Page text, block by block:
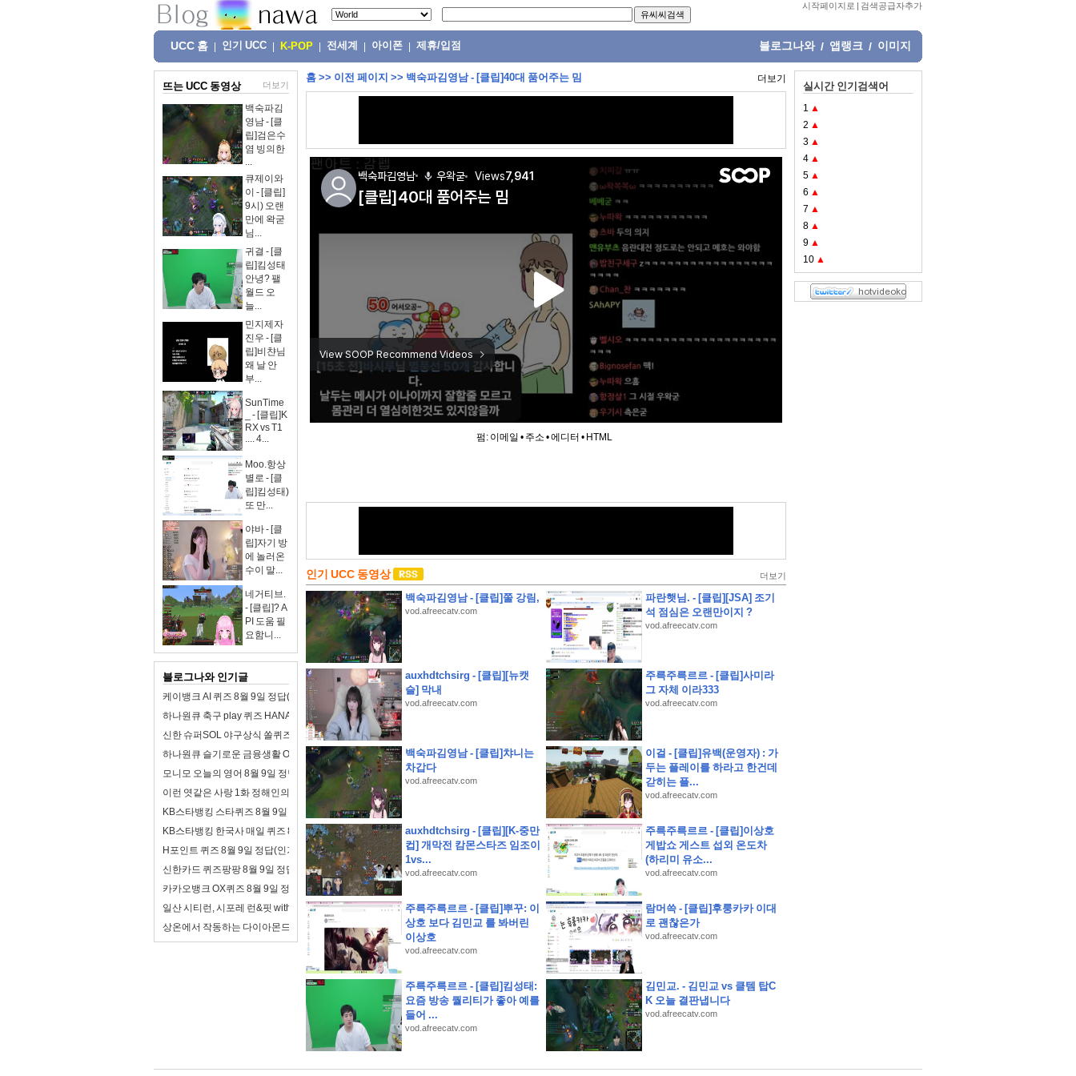
시작페이지로 | 검색공급자추가
UCC 홈 인기 UCC K-POP 전세계 아이폰 제휴/입점 블로그나와 / 앱랭크 / 이미지
뜨는 UCC 동영상 더보기
백숙파김
영남 - [클
립]검은수
염 빙의한
...
큐제이와
이 - [클립]
9시) 오랜
만에 왁굳
님...
귀결 - [클
립]킴성태
안녕? 팰
월드 오
늘...
민지제자
진우 - [클
립]비챤님
왜 날 안
부...
SunTime
_ - [클립]K
RX vs T1
.... 4...
Moo.항상
별로 - [클
립]킴성태)
또 만...
야바 - [클
립]자기 방
에 놀러온
수이 말...
네거티브.
- [클립]? A
PI 도움 필
요함니...
블로그나와 인기글
케이뱅크 AI 퀴즈 8월 9일 정답(제품 구매를 추천하는 대신, 제품의 단점까지 솔직하게 리뷰하여 과소비를 경계하는 인플루언서 유형은?)
하나원큐 축구 play 퀴즈 HANA 8월 9일 정답(8월 8일(토), K리그1, 2 소속 14팀이 펼친 경기는 총 몇 경기일까요?)
신한 슈퍼SOL 야구상식 쏠퀴즈 8월 9일 정답(폭염으로 인한 경기 취소로 2026 신한 SOL KBO 리그 가을 일정에 부담이 커졌습니다. KBO 정규시즌 한 팀당 치르는 경수는 총 몇 경기 일까요?)
하나원큐 슬기로운 금융생활 OX퀴즈 8월 9일 정답(하나원큐에서는 나의 은퇴 MBTI를 알아볼수 있다)
모니모 오늘의 영어 8월 9일 정답(여기서 일해보는 게 제 꿈이에요. 여기서 일하고 싶었어요. 승진하기를 바랍니다)
이런 엿같은 사랑 1화 정해인의 첫사랑 맑눈광 하영 누구였냐고 나는?
KB스타뱅킹 스타퀴즈 8월 9일 정답(자녀에게 증여 후 납부할 세액이 없더라도 가급적이면 신고를 해두는 것이 좋다)
KB스타뱅킹 한국사 매일 퀴즈 8월 9일 정답(오랜 기간 발해의 수도였던 상경성에서 발견된 온돌 시설과 불상, 기와 등을 통해 발해가 고구려를 계승한 것을 알 수 있다)
H포인트 퀴즈 8월 9일 정답(인기있는 디지털 콘텐츠를 H.Point에서 즐겨보세요! 멜론, 밀리의서재, 티빙의 인기 구독서비스를 H.Point에서 결제하시면 포인트 추가적립 혜택도 드립니다! 이 신규 서
신한카드 퀴즈팡팡 8월 9일 정답('트래블 Discover-Day! 준비부터 설레는 여행 필수 아이템 특가전'에서 판매되는 특가 상품이 아닌 것은?)
카카오뱅크 OX퀴즈 8월 9일 정답(모임통장이 있어야 모임 미션 챌린지에 참여 가능하다)
일산 시티런, 시포레 런&핏 with 디스커버리 10km 달리기
상온에서 작동하는 다이아몬드 양자컴퓨터, 투자자는 무엇을 봐야 할까?
홈 >> 이전 페이지 >> 백숙파김영남 - [클립]40대 품어주는 밈 더보기
펌: 이메일 • 주소 •에디터 • HTML
인기 UCC 동영상 더보기
백숙파김영남 - [클립]쭐 강림,
vod.afreecatv.com
파란햇님. - [클립][JSA] 조기
석 점심은 오랜만이지 ?
vod.afreecatv.com
auxhdtchsirg - [클립][뉴캣
슬] 막내
vod.afreecatv.com
주륵주륵르르 - [클립]사미라
그 자체 이라333
vod.afreecatv.com
백숙파김영남 - [클립]챠니는
차갑다
vod.afreecatv.com
이걸 - [클립]유백(운영자) : 가
두는 플레이를 하라고 한건데
갇히는 플...
vod.afreecatv.com
auxhdtchsirg - [클립][K-중만
컵] 개막전 캄몬스타즈 임조이
1vs...
vod.afreecatv.com
주륵주륵르르 - [클립]이상호
게밥쇼 게스트 섭외 온도차
(하리미 유소...
vod.afreecatv.com
주륵주륵르르 - [클립]뿌꾸: 이
상호 보다 김민교 를 봐버린
이상호
vod.afreecatv.com
람머쓱 - [클립]후룽카카 이대
로 괜찮은가
vod.afreecatv.com
주륵주륵르르 - [클립]킴성태:
요즘 방송 퀄리티가 좋아 예를
들어 ...
vod.afreecatv.com
김민교. - 김민교 vs 클템 탑C
K 오늘 결판냅니다
vod.afreecatv.com
실시간 인기검색어
1 ▲
2 ▲
3 ▲
4 ▲
5 ▲
6 ▲
7 ▲
8 ▲
9 ▲
10 ▲